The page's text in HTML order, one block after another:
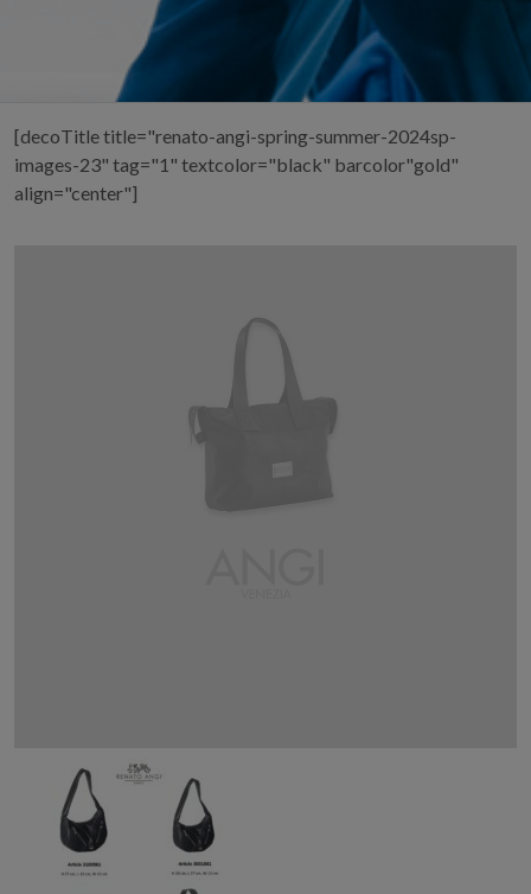
[decoTitle title="renato-angi-spring-summer-2024sp-
images-23" tag="1" textcolor="black" barcolor"gold"
align="center"]